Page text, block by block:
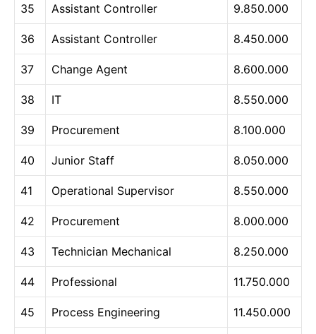
35 Assistant Controller 9.850.000
36 Assistant Controller 8.450.000
37 Change Agent 8.600.000
38 IT 8.550.000
39 Procurement 8.100.000
40 Junior Staff 8.050.000
41 Operational Supervisor 8.550.000
42 Procurement 8.000.000
43 Technician Mechanical 8.250.000
44 Professional 11.750.000
45 Process Engineering 11.450.000